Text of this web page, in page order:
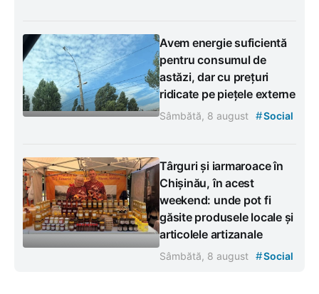
Avem energie suficientă
pentru consumul de
astăzi, dar cu prețuri
ridicate pe piețele externe
Sâmbătă, 8 august #Social
Târguri și iarmaroace în
Chișinău, în acest
weekend: unde pot fi
găsite produsele locale și
articolele artizanale
Sâmbătă, 8 august #Social